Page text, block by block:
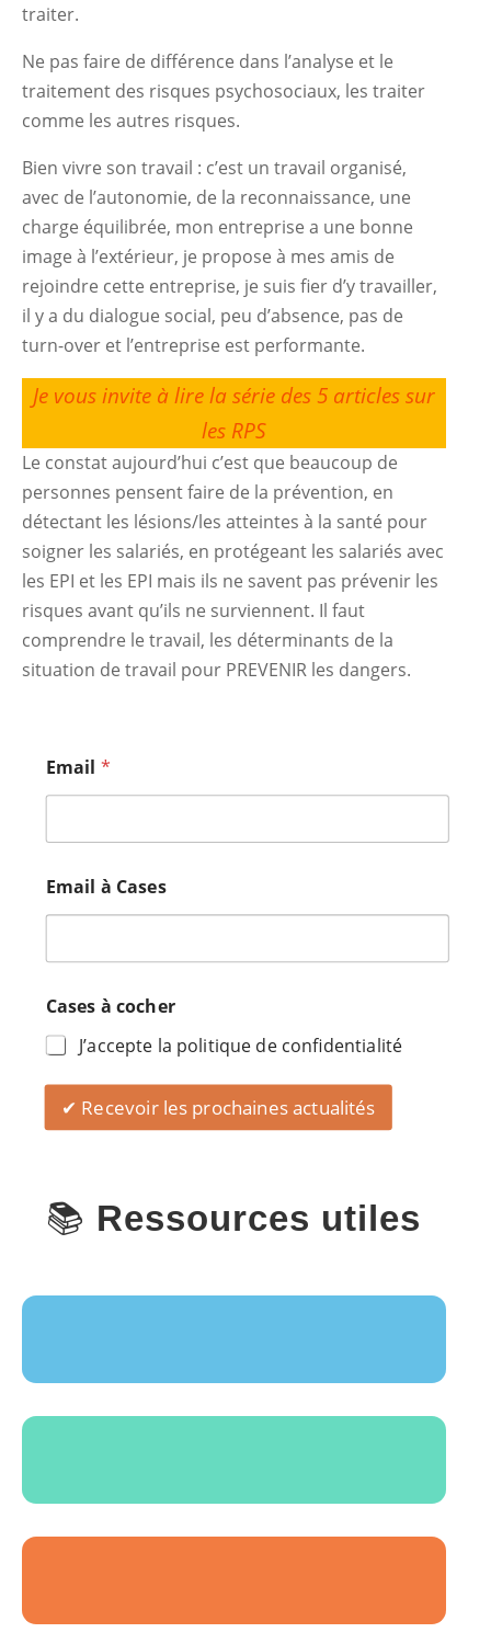
traiter.
Ne pas faire de différence dans l’analyse et le
traitement des risques psychosociaux, les traiter
comme les autres risques.
Bien vivre son travail : c’est un travail organisé,
avec de l’autonomie, de la reconnaissance, une
charge équilibrée, mon entreprise a une bonne
image à l’extérieur, je propose à mes amis de
rejoindre cette entreprise, je suis fier d’y travailler,
il y a du dialogue social, peu d’absence, pas de
turn-over et l’entreprise est performante.
Je vous invite à lire la série des 5 articles sur
les RPS
Le constat aujourd’hui c’est que beaucoup de
personnes pensent faire de la prévention, en
détectant les lésions/les atteintes à la santé pour
soigner les salariés, en protégeant les salariés avec
les EPI et les EPI mais ils ne savent pas prévenir les
risques avant qu’ils ne surviennent. Il faut
comprendre le travail, les déterminants de la
situation de travail pour PREVENIR les dangers.
Email *
Email à Cases
Cases à cocher
J’accepte la politique de confidentialité
✔ Recevoir les prochaines actualités
📚 Ressources utiles